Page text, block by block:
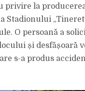
PE
CUZA
VODĂ,
LÂNGĂ
STADIONUL
TINERETULUI
FOCȘANI.
privire la
Stadionului
O persoană a
și desfășoară
s-a produs